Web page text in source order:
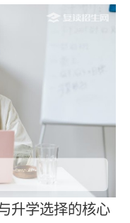
升学选择的核心